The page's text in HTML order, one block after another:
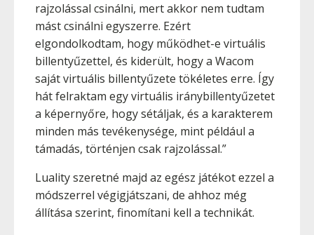
rajzolással csinálni, mert akkor nem tudtam
mást csinálni egyszerre. Ezért
elgondolkodtam, hogy működhet-e virtuális
billentyűzettel, és kiderült, hogy a Wacom
saját virtuális billentyűzete tökéletes erre. Így
hát felraktam egy virtuális iránybillentyűzetet
a képernyőre, hogy sétáljak, és a karakterem
minden más tevékenysége, mint például a
támadás, történjen csak rajzolással.”
Luality szeretné majd az egész játékot ezzel a
módszerrel végigjátszani, de ahhoz még
állítása szerint, finomítani kell a technikát.